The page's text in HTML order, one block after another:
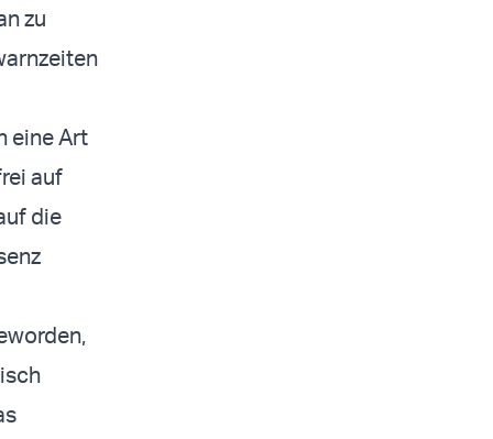
zu
eine Art
auf
die